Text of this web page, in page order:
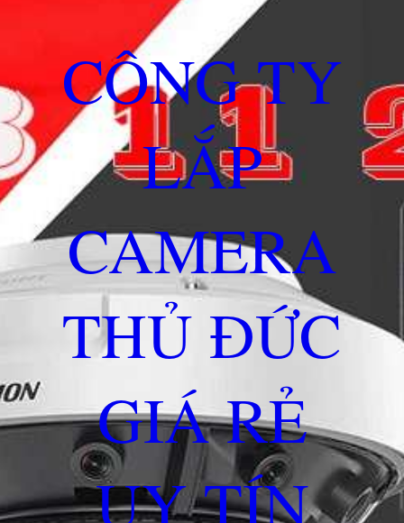
CÔNG TY
LẮP
CAMERA
THỦ ĐỨC
GIÁ RẺ
UY TÍN